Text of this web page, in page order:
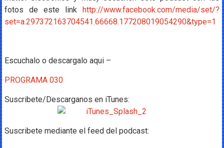
fotos de este link http://www.facebook.com/media/set/?
set=a.297372163704541.66668.177208019054290&type=1
Escuchalo o descargalo aqui –
PROGRAMA 030
Suscribete/Descarganos en iTunes:
Suscribete mediante el feed del podcast: